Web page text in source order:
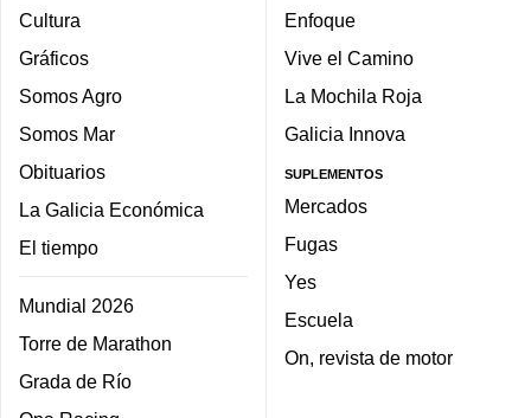
Cultura
Gráficos
Somos Agro
Somos Mar
Obituarios
La Galicia Económica
El tiempo
Mundial 2026
Torre de Marathon
Grada de Río
Enfoque
Vive el Camino
La Mochila Roja
Galicia Innova
SUPLEMENTOS
Mercados
Fugas
Yes
Escuela
On, revista de motor